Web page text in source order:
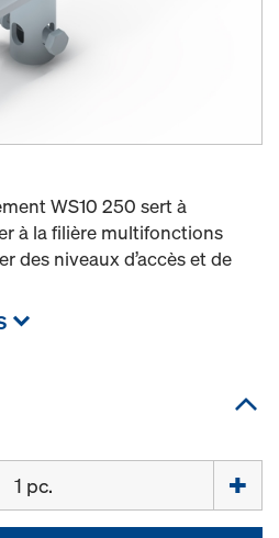
WS10 250 sert à
à la filière multifonctions
des niveaux d’accès et de